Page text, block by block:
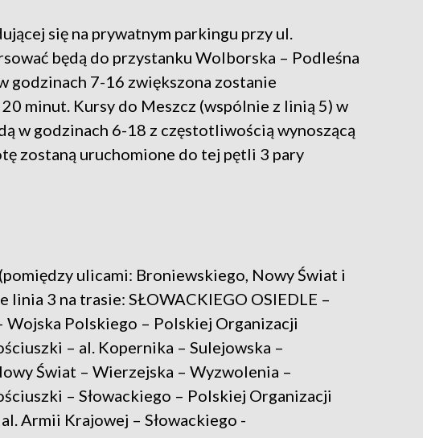
się na prywatnym parkingu przy ul.
będą do przystanku Wolborska – Podleśna
godzinach 7-16 zwiększona zostanie
minut. Kursy do Meszcz (wspólnie z linią 5) w
w godzinach 6-18 z częstotliwością wynoszącą
zostaną uruchomione do tej pętli 3 pary
ulicami: Broniewskiego, Nowy Świat i
3 na trasie: SŁOWACKIEGO OSIEDLE –
Wojska Polskiego – Polskiej Organizacji
– al. Kopernika – Sulejowska –
Świat – Wierzejska – Wyzwolenia –
– Słowackiego – Polskiej Organizacji
Armii Krajowej – Słowackiego -